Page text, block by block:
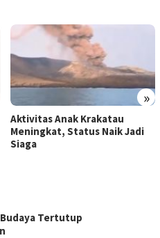
»
Aktivitas Anak Krakatau
Meningkat, Status Naik Jadi
Siaga
Tertutup